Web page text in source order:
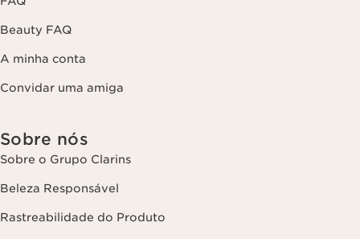
Beauty FAQ
A minha conta
Convidar uma amiga
Sobre nós
Sobre o Grupo Clarins
Beleza Responsável
Rastreabilidade do Produto